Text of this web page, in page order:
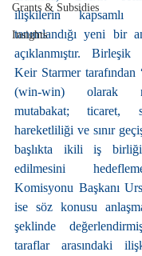
Grants & Subsidies
Insights
ilişkilerin kapsamlı
tanımlandığı yeni bir
açıklanmıştır. Birleşik
Keir Starmer tarafından
(win-win) olarak
mutabakat; ticaret,
hareketliliği ve sınır
başlıkta ikili iş
edilmesini
Komisyonu Başkanı
ise söz konusu
şeklinde
taraflar arasındaki